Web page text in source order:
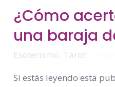
¿Cómo
una baraja
Esoterismo Tarot
Si estás leyendo esta
¿Cómo
Acertar
Al
Escoger
Una
Del
Tarot?